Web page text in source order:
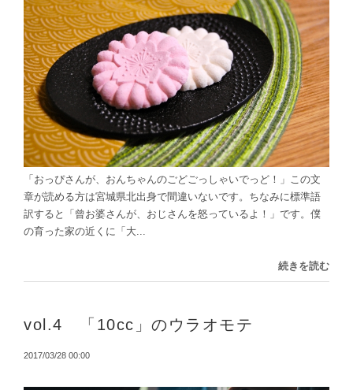
「おっぴさんが、おんちゃんのごどごっしゃいでっど！」この文
章が読める方は宮城県北出身で間違いないです。ちなみに標準語
訳すると「曾お婆さんが、おじさんを怒っているよ！」です。僕
の育った家の近くに「大...
続きを読む
vol.4 「10cc」のウラオモテ
2017/03/28 00:00